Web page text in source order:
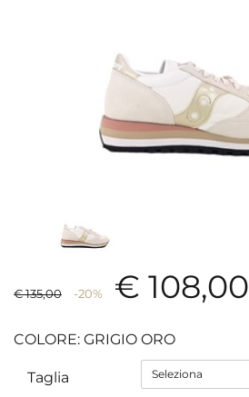
€ 135,00 -20% € 108,00
COLORE: GRIGIO ORO
Taglia Seleziona